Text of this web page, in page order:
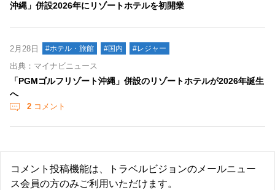
沖縄」併設2026年にリゾートホテルを初開業
2月28日 #ホテル・旅館 #国内 #レジャー
出典：マイナビニュース
「PGMゴルフリゾート沖縄」併設のリゾートホテルが2026年誕生
へ
2 コメント
コメント投稿機能は、トラベルビジョンのメールニュー
ス会員の方のみご利用いただけます。